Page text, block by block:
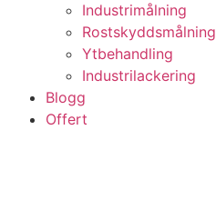
Industrimålning
Rostskyddsmålning
Ytbehandling
Industrilackering
Blogg
Offert